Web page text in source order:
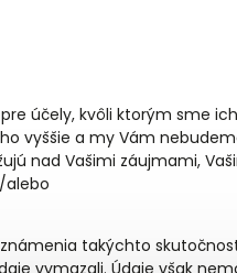
účely, kvôli ktorým sme
vyššie a my Vám
nad Vašimi záujmami,
alebo
takýchto
vymazali. Údaje však